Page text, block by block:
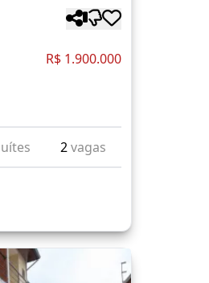
R$ 1.900.000
2vagas